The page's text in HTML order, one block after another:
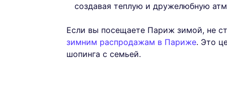
создавая теплую и дружелюбную
Если вы посещаете Париж зимой, не
зимним распродажам в Париже. Это
шопинга с семьей.